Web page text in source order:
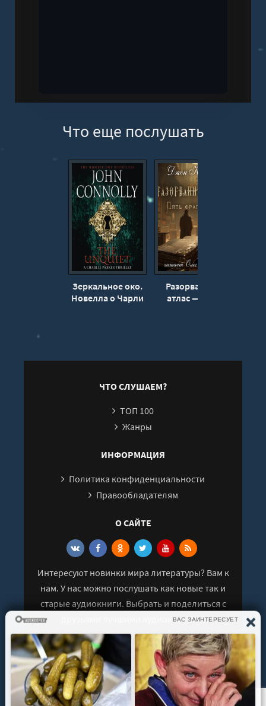
Что еще послушать
Зеркальное око.
Новелла о Чарли
Разорванный
атлас — пять
ЧТО СЛУШАЕМ?
ТОП 100
Жанры
ИНФОРМАЦИЯ
Политика конфиденциальности
Правообладателям
О САЙТЕ
Интересуют новинки мира литературы? Вам к
нам. У нас можно послушать как новые так и
старые аудиокниги. Выбрать и поделиться с
друзьями лучшими аудиокнигами!
© 2021 - 2026 kniga-audio.net. Все права
защищены.